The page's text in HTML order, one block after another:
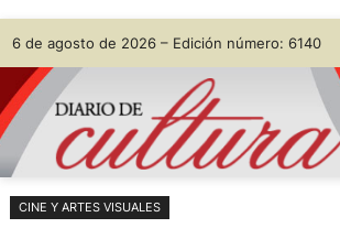
Saltar
al
contenido
Skip
to
content
6 de agosto de 2026 – Edición número: 6140
CINE Y ARTES VISUALES